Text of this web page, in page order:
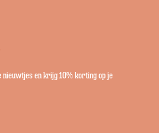
en krijg 10% korting op je